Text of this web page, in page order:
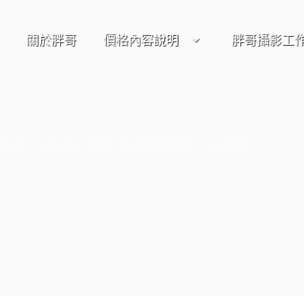
關於胖哥 價格內容說明 胖哥攝影工